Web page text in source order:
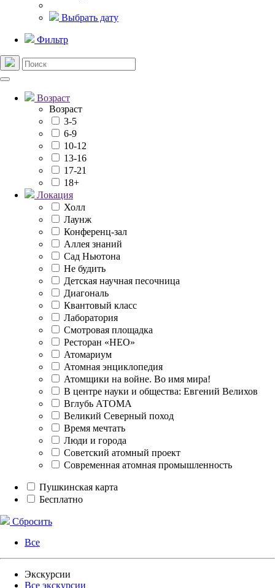
Выбрать дату
Фильтр
Возраст
Возраст
3-5
6-9
10-12
13-16
17-21
18+
Локация
Холл
Лаунж
Конференц-зал
Аллея знаний
Сад Ньютона
Не будить
Детская научная песочница
Диагональ
Квантовый класс
Лаборатория
Смотровая площадка
Ресторан «НЕО»
Атомариум
Атомная энциклопедия
Атомщики на войне. Во имя мира!
В центре науки и общества: Евгений Велихов
Вглубь АТОМА
Великий Северный поход
Время мечтать
Люди и города
Советский атомный проект
Современная атомная промышленность
Пушкинская карта
Бесплатно
Сбросить
Все
Экскурсии
Все экскурсии